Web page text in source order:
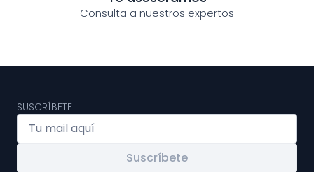
Consulta a nuestros expertos
SUSCRÍBETE
Suscríbete